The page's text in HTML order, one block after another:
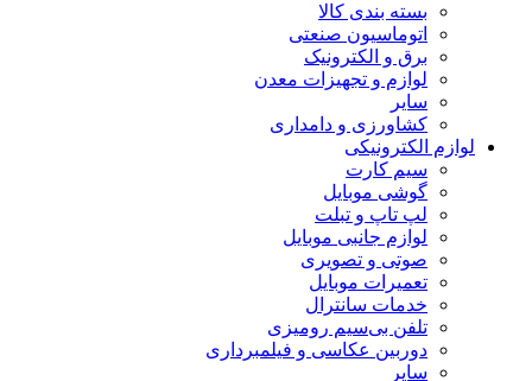
بسته بندی کالا
اتوماسیون صنعتی
برق و الکترونیک
لوازم و تجهیزات معدن
سایر
کشاورزی و دامداری
لوازم الکترونیکی
سیم کارت
گوشی موبایل
لپ تاپ و تبلت
لوازم جانبی موبایل
صوتی و تصویری
تعمیرات موبایل
خدمات سانترال
تلفن بی‌سیم رومیزی
دوربین عکاسی و فیلمبرداری
سایر